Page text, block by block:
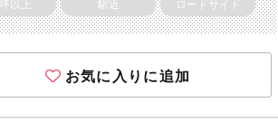
以上 駅近 ロードサイド
お気に入りに追加